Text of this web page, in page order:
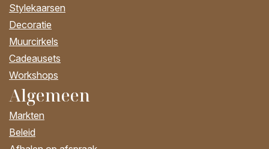
Stylekaarsen
Decoratie
Muurcirkels
Cadeausets
Workshops
Algemeen
Markten
Beleid